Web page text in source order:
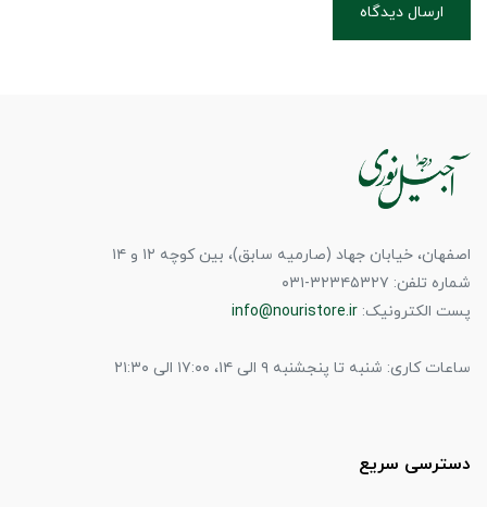
ارسال دیدگاه
اصفهان، خیابان جهاد (صارمیه سابق)، بین کوچه ۱۲ و ۱۴
شماره تلفن: ۳۲۳۴۵۳۲۷-۰۳۱
پست الکترونیک: info@nouristore.ir
ساعات کاری: شنبه تا پنجشنبه ۹ الی ۱۴، ۱۷:۰۰ الی ۲۱:۳۰
دسترسی سریع